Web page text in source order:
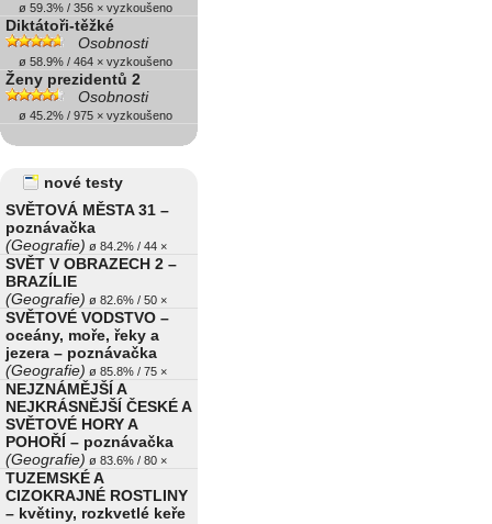
ø 59.3% / 356 × vyzkoušeno
Diktátoři-těžké
Osobnosti
ø 58.9% / 464 × vyzkoušeno
Ženy prezidentů 2
Osobnosti
ø 45.2% / 975 × vyzkoušeno
nové testy
SVĚTOVÁ MĚSTA 31 –
poznávačka
(Geografie) ø 84.2% / 44 ×
SVĚT V OBRAZECH 2 –
BRAZÍLIE
(Geografie) ø 82.6% / 50 ×
SVĚTOVÉ VODSTVO –
oceány, moře, řeky a
jezera – poznávačka
(Geografie) ø 85.8% / 75 ×
NEJZNÁMĚJŠÍ A
NEJKRÁSNĚJŠÍ ČESKÉ A
SVĚTOVÉ HORY A
POHOŘÍ – poznávačka
(Geografie) ø 83.6% / 80 ×
TUZEMSKÉ A
CIZOKRAJNÉ ROSTLINY
– květiny, rozkvetlé keře